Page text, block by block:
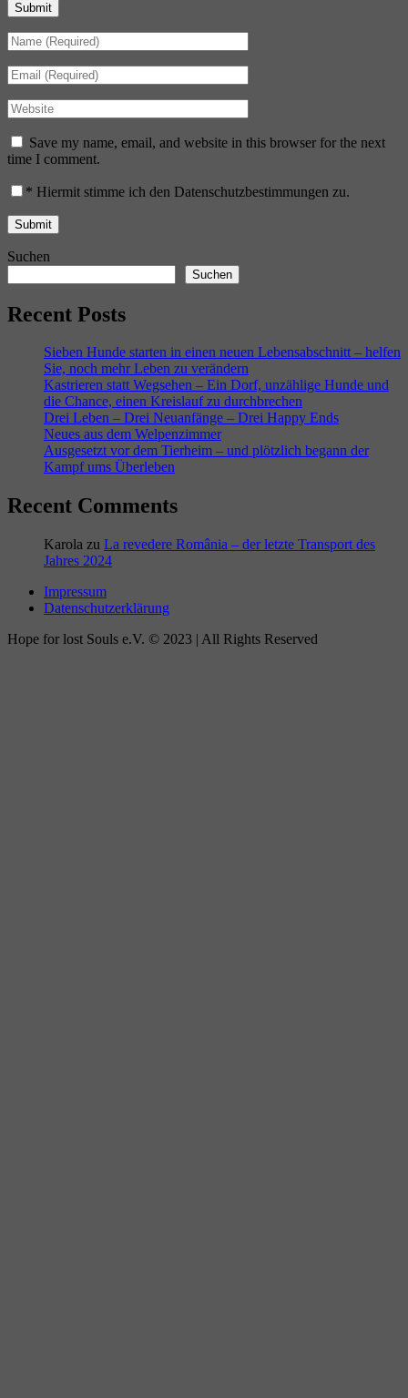
Submit
Save my name, email, and website in this browser for the next
time I comment.
* Hiermit stimme ich den Datenschutzbestimmungen zu.
Suchen
Suchen
Recent Posts
Sieben Hunde starten in einen neuen Lebensabschnitt – helfen
Sie, noch mehr Leben zu verändern
Kastrieren statt Wegsehen – Ein Dorf, unzählige Hunde und
die Chance, einen Kreislauf zu durchbrechen
Drei Leben – Drei Neuanfänge – Drei Happy Ends
Neues aus dem Welpenzimmer
Ausgesetzt vor dem Tierheim – und plötzlich begann der
Kampf ums Überleben
Recent Comments
Karola zu La revedere România – der letzte Transport des
Jahres 2024
Impressum
Datenschutzerklärung
Hope for lost Souls e.V. © 2023 | All Rights Reserved